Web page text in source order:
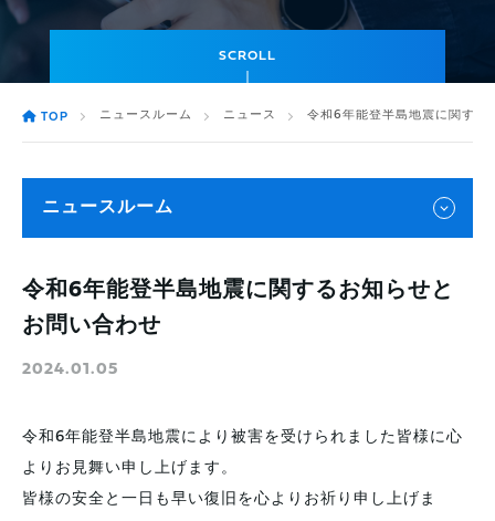
SCROLL
TOP ニュースルーム ニュース 令和6年能登半島地震に関する
ニュースルーム
令和6年能登半島地震に関するお知らせと
お問い合わせ
2024.01.05
令和6年能登半島地震により被害を受けられました皆様に心
よりお見舞い申し上げます。
皆様の安全と一日も早い復旧を心よりお祈り申し上げま